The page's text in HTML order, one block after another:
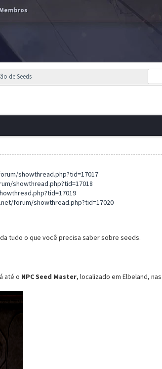
Membros
de Seeds
showthread.php?tid=17017
showthread.php?tid=17018
forum/showthread.php?tid=17020
tudo o que você precisa saber sobre seeds.
até o NPC Seed Master, localizado em Elbeland,